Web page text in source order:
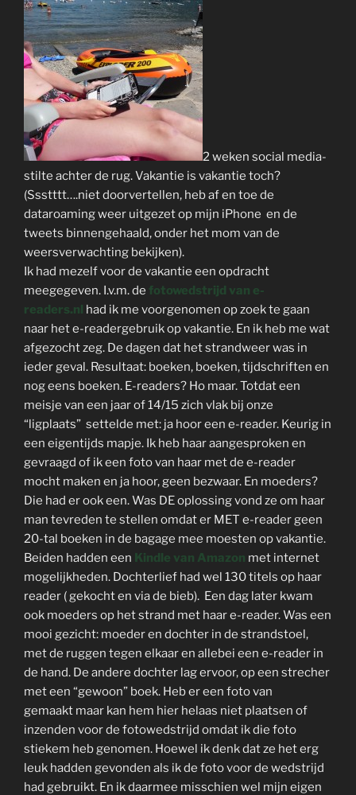
2 weken social media-
stilte achter de rug. Vakantie is vakantie toch?
(Ssstttt….niet doorvertellen, heb af en toe de
dataroaming weer uitgezet op mijn iPhone en de
tweets binnengehaald, onder het mom van de
weersverwachting bekijken).
Ik had mezelf voor de vakantie een opdracht
meegegeven. I.v.m. de fotowedstrijd van e-
readers.nl had ik me voorgenomen op zoek te gaan
naar het e-readergebruik op vakantie. En ik heb me wat
afgezocht zeg. De dagen dat het strandweer was in
ieder geval. Resultaat: boeken, boeken, tijdschriften en
nog eens boeken. E-readers? Ho maar. Totdat een
meisje van een jaar of 14/15 zich vlak bij onze
“ligplaats” settelde met: ja hoor een e-reader. Keurig in
een eigentijds mapje. Ik heb haar aangesproken en
gevraagd of ik een foto van haar met de e-reader
mocht maken en ja hoor, geen bezwaar. En moeders?
Die had er ook een. Was DE oplossing vond ze om haar
man tevreden te stellen omdat er MET e-reader geen
20-tal boeken in de bagage mee moesten op vakantie.
Beiden hadden een Kindle van Amazon met internet
mogelijkheden. Dochterlief had wel 130 titels op haar
reader ( gekocht en via de bieb). Een dag later kwam
ook moeders op het strand met haar e-reader. Was een
mooi gezicht: moeder en dochter in de strandstoel,
met de ruggen tegen elkaar en allebei een e-reader in
de hand. De andere dochter lag ervoor, op een strecher
met een “gewoon” boek. Heb er een foto van
gemaakt maar kan hem hier helaas niet plaatsen of
inzenden voor de fotowedstrijd omdat ik die foto
stiekem heb genomen. Hoewel ik denk dat ze het erg
leuk hadden gevonden als ik de foto voor de wedstrijd
had gebruikt. En ik daarmee misschien wel mijn eigen